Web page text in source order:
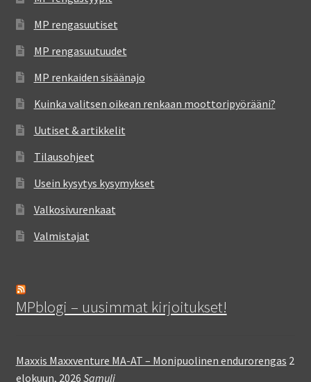
MP rengasuutiset
MP rengasuutuudet
MP renkaiden sisäänajo
Kuinka valitsen oikean renkaan moottoripyörääni?
Uutiset & artikkelit
Tilausohjeet
Usein kysytys kysymykset
Valkosivurenkaat
Valmistajat
MPblogi – uusimmat kirjoitukset!
Maxxis Maxxventure MA-AT – Monipuolinen endurorengas 2
elokuun, 2026 Samuli